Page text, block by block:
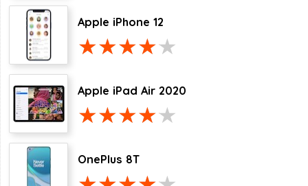
Apple iPhone 12
Apple iPad Air 2020
OnePlus 8T